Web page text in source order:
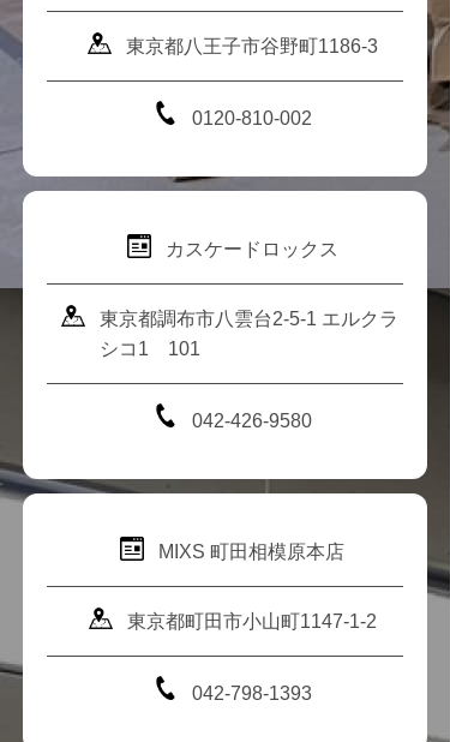
東京都八王子市谷野町1186-3
0120-810-002
カスケードロックス
東京都調布市八雲台2-5-1 エルクラ
シコ1 101
042-426-9580
MIXS 町田相模原本店
東京都町田市小山町1147-1-2
042-798-1393